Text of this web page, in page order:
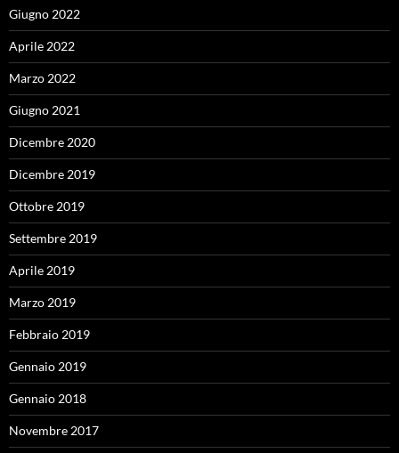
Giugno 2022
Aprile 2022
Marzo 2022
Giugno 2021
Dicembre 2020
Dicembre 2019
Ottobre 2019
Settembre 2019
Aprile 2019
Marzo 2019
Febbraio 2019
Gennaio 2019
Gennaio 2018
Novembre 2017